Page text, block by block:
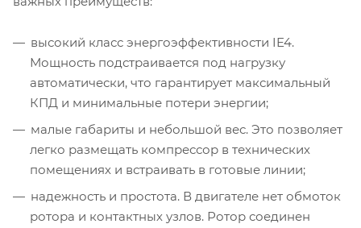
высокий класс энергоэффективности IE4.
Мощность подстраивается под нагрузку
автоматически, что гарантирует максимальный
КПД и минимальные потери энергии;
малые габариты и небольшой вес. Это позволяет
легко размещать компрессор в технических
помещениях и встраивать в готовые линии;
надежность и простота. В двигателе нет обмоток
ротора и контактных узлов. Ротор соединен